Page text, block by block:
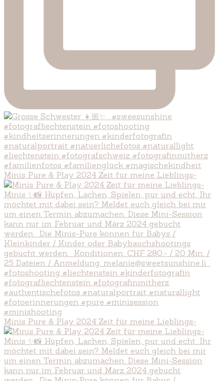
Minis Pure & Play 2024 Zeit für meine Lieblings-
Minis Pure & Play 2024 Zeit für meine Lieblings-